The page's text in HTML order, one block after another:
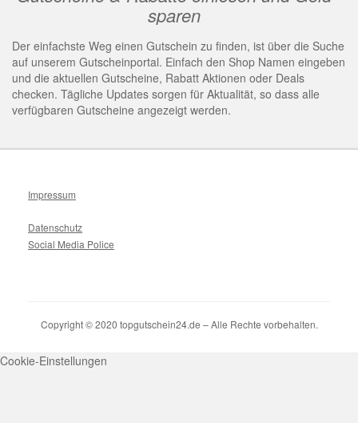
sparen
Der einfachste Weg einen Gutschein zu finden, ist über die Suche
auf unserem Gutscheinportal. Einfach den Shop Namen eingeben
und die aktuellen Gutscheine, Rabatt Aktionen oder Deals
checken. Tägliche Updates sorgen für Aktualität, so dass alle
verfügbaren Gutscheine angezeigt werden.
Impressum
Datenschutz
Social Media Police
Copyright © 2020 topgutschein24.de – Alle Rechte vorbehalten.
Cookie-Einstellungen